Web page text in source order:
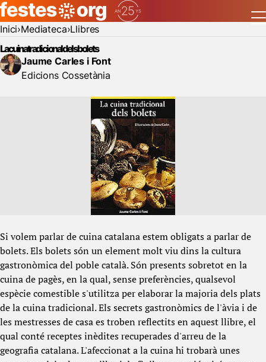
Inici Mediateca Llibres
La cuina tradicional dels bolets
Jaume Carles i Font
Edicions Cossetània
Si volem parlar de cuina catalana estem obligats a parlar de
bolets. Els bolets són un element molt viu dins la cultura
gastronòmica del poble català. Són presents sobretot en la
cuina de pagès, en la qual, sense preferències, qualsevol
espècie comestible s'utilitza per elaborar la majoria dels plats
de la cuina tradicional. Els secrets gastronòmics de l'àvia i de
les mestresses de casa es troben reflectits en aquest llibre, el
qual conté receptes inèdites recuperades d'arreu de la
geografia catalana. L'afeccionat a la cuina hi trobarà unes